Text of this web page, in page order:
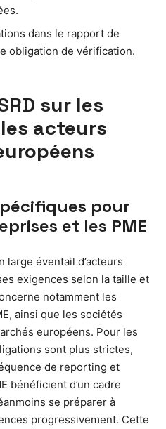
dans le rapport de
obligation de vérification.
sur les
acteurs
pour
et les PME
large éventail d’acteurs
exigences selon la taille et
notamment les
ainsi que les sociétés
européens. Pour les
sont plus strictes,
de reporting et
bénéficient d’un cadre
se préparer à
progressivement. Cette